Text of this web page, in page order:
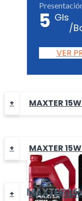
5 Gls
/
VER
MAXTER
MAXTER
MAXTER
MAXTER